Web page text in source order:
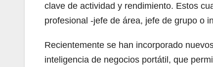
clave de actividad y rendimiento. Estos
profesional -jefe de área, jefe de grupo o
Recientemente se han incorporado
inteligencia de negocios portátil, que